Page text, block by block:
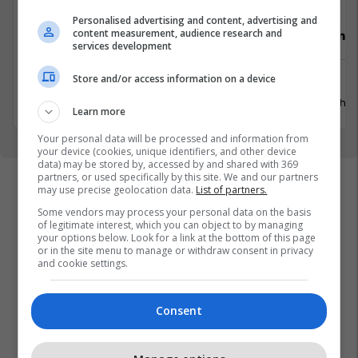
Video Editor/Kameraman (3 pozita)
Prishtinë
20 Korrik 2026
Punëtor në
20 Gusht
Personalised advertising and content, advertising and
content measurement, audience research and
services development
Store and/or access information on a device
Learn more
Your personal data will be processed and information from
your device (cookies, unique identifiers, and other device
data) may be stored by, accessed by and shared with 369
partners, or used specifically by this site. We and our partners
may use precise geolocation data. List of partners.
Some vendors may process your personal data on the basis
of legitimate interest, which you can object to by managing
your options below. Look for a link at the bottom of this page
or in the site menu to manage or withdraw consent in privacy
and cookie settings.
Consent